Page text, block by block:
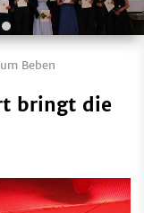
Beben
bringt die